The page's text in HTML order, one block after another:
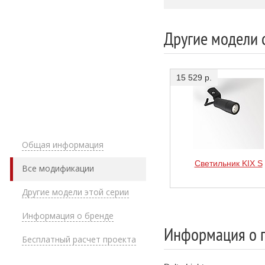
Общая информация
Все модификации
Другие модели этой серии
Информация о бренде
Бесплатный расчет проекта
232 10
232 10
232 10
Другие модели
15 529 р.
Светильник KIX S
Информация о